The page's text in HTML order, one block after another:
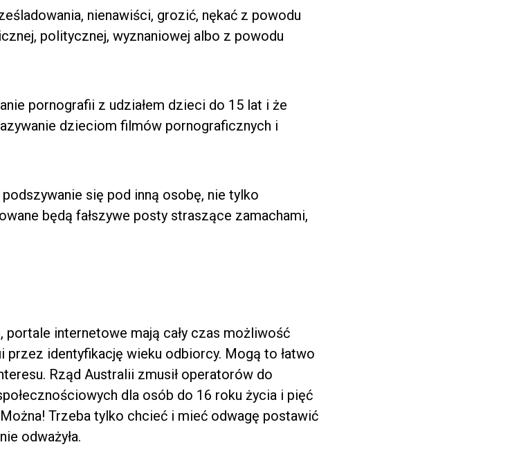
nienawiści, grozić, nękać z powodu
politycznej, wyznaniowej albo z powodu
pornografii z udziałem dzieci do 15 lat i że
dzieciom filmów pornograficznych i
się pod inną osobę, nie tylko
będą fałszywe posty straszące zamachami,
internetowe mają cały czas możliwość
identyfikację wieku odbiorcy. Mogą to łatwo
Rząd Australii zmusił operatorów do
dla osób do 16 roku życia i pięć
Trzeba tylko chcieć i mieć odwagę postawić
odważyła.